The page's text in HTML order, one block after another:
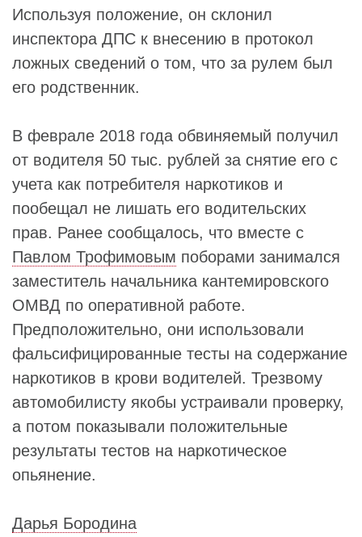
Используя положение, он склонил
инспектора ДПС к внесению в протокол
ложных сведений о том, что за рулем был
его родственник.
В феврале 2018 года обвиняемый получил
от водителя 50 тыс. рублей за снятие его с
учета как потребителя наркотиков и
пообещал не лишать его водительских
прав. Ранее сообщалось, что вместе с
Павлом Трофимовым поборами занимался
заместитель начальника кантемировского
ОМВД по оперативной работе.
Предположительно, они использовали
фальсифицированные тесты на содержание
наркотиков в крови водителей. Трезвому
автомобилисту якобы устраивали проверку,
а потом показывали положительные
результаты тестов на наркотическое
опьянение.
Дарья Бородина